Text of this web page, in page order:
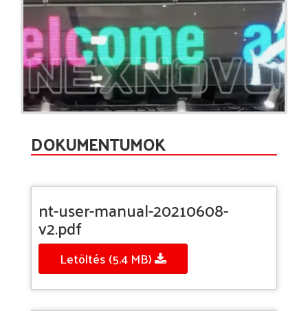
DOKUMENTUMOK
nt-user-manual-20210608-
v2.pdf
Letöltés (5.4 MB)